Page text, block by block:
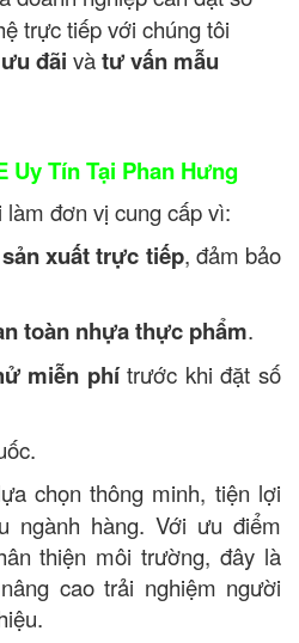
trực tiếp với chúng tôi
đãi vàtư vấn mẫu
Uy Tín Tại Phan Hưng
đơn vị cung cấp vì:
xuất trực tiếp, đảm bảo
toàn nhựa thực phẩm.
miễn phítrước khi đặt số
chọn thông minh, tiện lợi
ngành hàng. Với ưu điểm
thiện môi trường, đây là
cao trải nghiệm người